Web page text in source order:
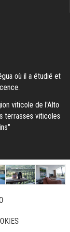
où il a étudié et
viticole de l'Alto
terrasses viticoles